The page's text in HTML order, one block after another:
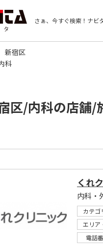
さぁ、今すぐ検索！ ナビ
新宿区
科
区/内科の店舗/
くれ
内科・
カテゴ
エリア
電話